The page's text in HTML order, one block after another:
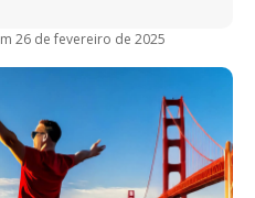
26 de fevereiro de 2025